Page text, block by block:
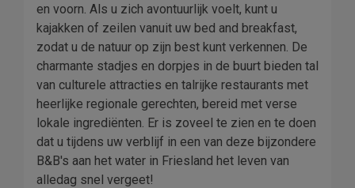
en voorn. Als u zich avontuurlijk voelt, kunt u
kajakken of zeilen vanuit uw bed and breakfast,
zodat u de natuur op zijn best kunt verkennen. De
charmante stadjes en dorpjes in de buurt bieden tal
van culturele attracties en talrijke restaurants met
heerlijke regionale gerechten, bereid met verse
lokale ingrediënten. Er is zoveel te zien en te doen
dat u tijdens uw verblijf in een van deze bijzondere
B&B's aan het water in Friesland het leven van
alledag snel vergeet!